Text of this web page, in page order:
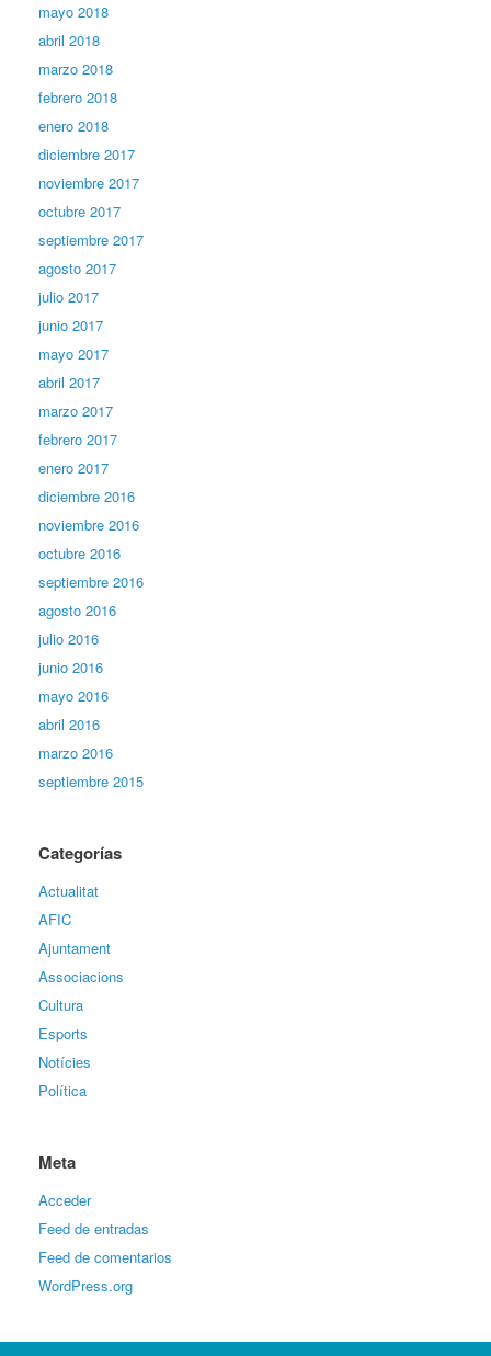
mayo 2018
abril 2018
marzo 2018
febrero 2018
enero 2018
diciembre 2017
noviembre 2017
octubre 2017
septiembre 2017
agosto 2017
julio 2017
junio 2017
mayo 2017
abril 2017
marzo 2017
febrero 2017
enero 2017
diciembre 2016
noviembre 2016
octubre 2016
septiembre 2016
agosto 2016
julio 2016
junio 2016
mayo 2016
abril 2016
marzo 2016
septiembre 2015
Categorías
Actualitat
AFIC
Ajuntament
Associacions
Cultura
Esports
Notícies
Política
Meta
Acceder
Feed de entradas
Feed de comentarios
WordPress.org